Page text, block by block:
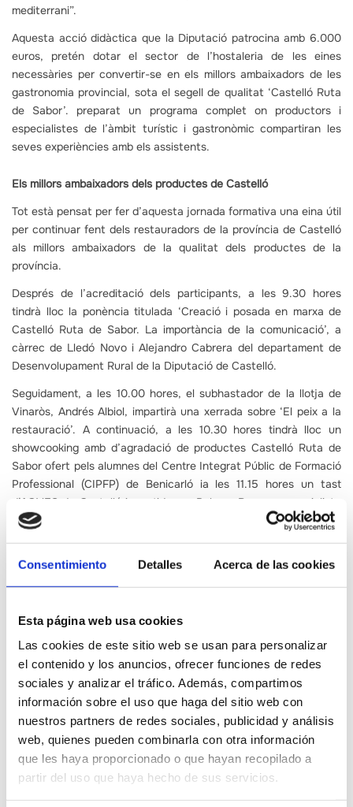
Consentimiento Detalles Acerca de las cookies
Esta página web usa cookies
Las cookies de este sitio web se usan para personalizar
el contenido y los anuncios, ofrecer funciones de redes
sociales y analizar el tráfico. Además, compartimos
información sobre el uso que haga del sitio web con
nuestros partners de redes sociales, publicidad y análisis
web, quienes pueden combinarla con otra información
que les haya proporcionado o que hayan recopilado a
partir del uso que haya hecho de sus servicios.
mediterrani”.
Aquesta acció didàctica que la Diputació patrocina amb 6.000
euros, pretén dotar el sector de l’hostaleria de les eines
necessàries per convertir-se en els millors ambaixadors de les
gastronomia provincial, sota el segell de qualitat ‘Castelló Ruta
de Sabor’. preparat un programa complet on productors i
especialistes de l’àmbit turístic i gastronòmic compartiran les
seves experiències amb els assistents.
Els millors ambaixadors dels productes de Castelló
Tot està pensat per fer d’aquesta jornada formativa una eina útil
per continuar fent dels restauradors de la província de Castelló
als millors ambaixadors de la qualitat dels productes de la
província.
Després de l’acreditació dels participants, a les 9.30 hores
tindrà lloc la ponència titulada ‘Creació i posada en marxa de
Castelló Ruta de Sabor. La importància de la comunicació’, a
càrrec de Lledó Novo i Alejandro Cabrera del departament de
Desenvolupament Rural de la Diputació de Castelló.
Seguidament, a les 10.00 hores, el subhastador de la llotja de
Vinaròs, Andrés Albiol, impartirà una xerrada sobre ‘El peix a la
restauració’. A continuació, a les 10.30 hores tindrà lloc un
showcooking amb d’agradació de productes Castelló Ruta de
Sabor ofert pels alumnes del Centre Integrat Públic de Formació
Professional (CIPFP) de Benicarló ia les 11.15 hores un tast
d’AOVES de Castelló impartida per Paloma Roures, especialista
en Olivicultura i Elaiotècnia i tastadora d’olis d’Intercoop
La jornada la tancarà la taula rodona ‘Turisme i Gastronomia’ en
què participaran: Joan Viana, cap del Departament d’Hostaleria
(CIPFP) de Benicarló; Rafael Miralles, president de l´Associació d
´Hostaleria de Vinaròs; i José María Roldán, tutor de cicle
formatiu Grau Mitjà Cuina i Gastronomia de Centre Integrat
Públic de Formació Professional (CIPFP) de Benicarló.
Totes aquelles persones que estiguin interessades a participar
de la jornada gratuïta, poden reservar la seva plaça al telèfon
964 35 99 50oa ​​través del correu electrònic
crsinscripcions@gmail.com. Les inscripcions són gratuïtes i
limitades.